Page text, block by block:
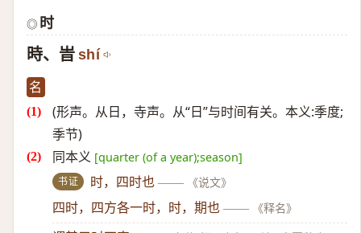
◎ 时
時、旹 shí
名
(形声。从日，寺声。从“日”与时间有关。本义:季度;
季节)
同本义 [quarter (of a year);season]
书证 时，四时也 —— 《说文》
四时，四方各一时，时，期也 —— 《释名》